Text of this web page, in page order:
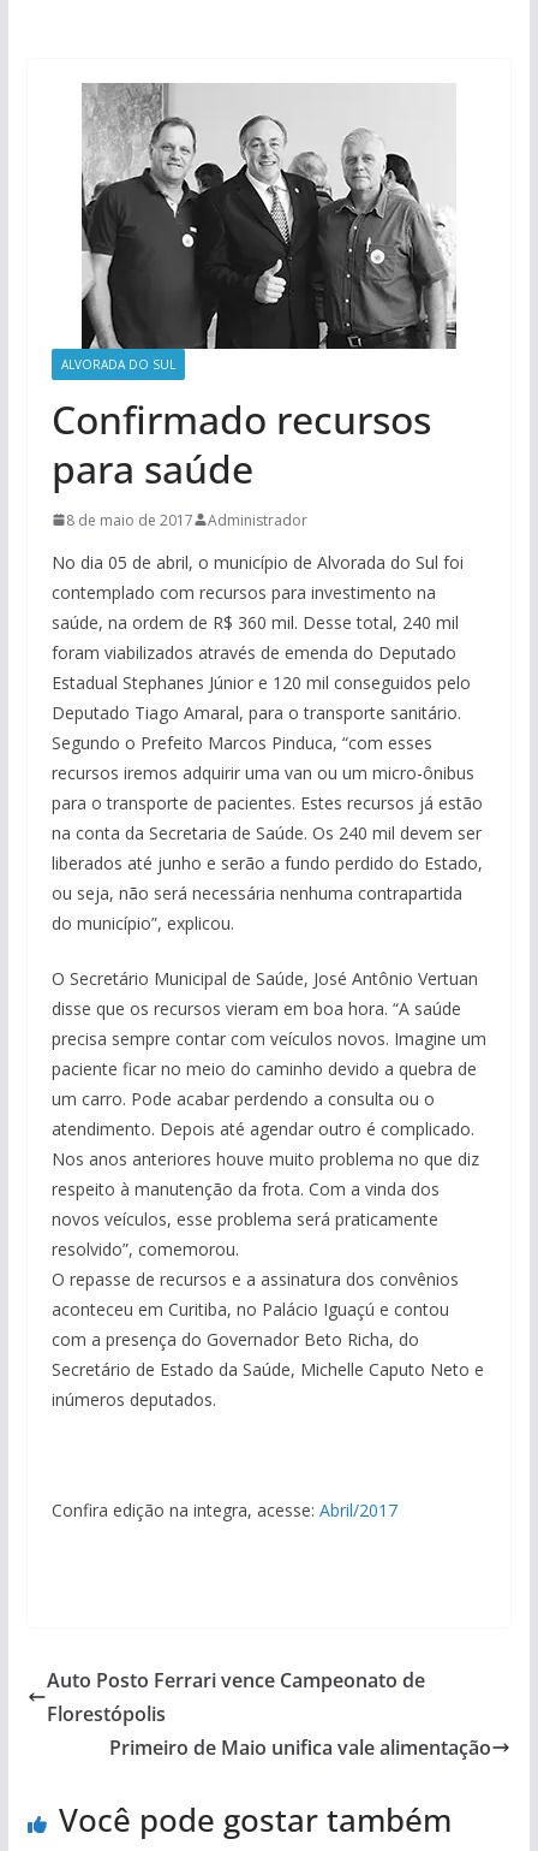
ALVORADA DO SUL
Confirmado recursos
para saúde
8 de maio de 2017 Administrador
No dia 05 de abril, o município de Alvorada do Sul foi
contemplado com recursos para investimento na
saúde, na ordem de R$ 360 mil. Desse total, 240 mil
foram viabilizados através de emenda do Deputado
Estadual Stephanes Júnior e 120 mil conseguidos pelo
Deputado Tiago Amaral, para o transporte sanitário.
Segundo o Prefeito Marcos Pinduca, “com esses
recursos iremos adquirir uma van ou um micro-ônibus
para o transporte de pacientes. Estes recursos já estão
na conta da Secretaria de Saúde. Os 240 mil devem ser
liberados até junho e serão a fundo perdido do Estado,
ou seja, não será necessária nenhuma contrapartida
do município”, explicou.
O Secretário Municipal de Saúde, José Antônio Vertuan
disse que os recursos vieram em boa hora. “A saúde
precisa sempre contar com veículos novos. Imagine um
paciente ficar no meio do caminho devido a quebra de
um carro. Pode acabar perdendo a consulta ou o
atendimento. Depois até agendar outro é complicado.
Nos anos anteriores houve muito problema no que diz
respeito à manutenção da frota. Com a vinda dos
novos veículos, esse problema será praticamente
resolvido”, comemorou.
O repasse de recursos e a assinatura dos convênios
aconteceu em Curitiba, no Palácio Iguaçú e contou
com a presença do Governador Beto Richa, do
Secretário de Estado da Saúde, Michelle Caputo Neto e
inúmeros deputados.
Confira edição na integra, acesse: Abril/2017
Auto Posto Ferrari vence Campeonato de
Florestópolis
Primeiro de Maio unifica vale alimentação
Você pode gostar também